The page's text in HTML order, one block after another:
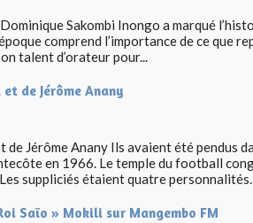
Sakombi Inongo a marqué
comprend l’importance de ce que
talent d’orateur pour...
de Jérôme Anany
de Jérôme Anany Ils avaient été pendus
en 1966. Le temple du football
suppliciés étaient quatre
Saïo » Mokili sur Mangembo FM